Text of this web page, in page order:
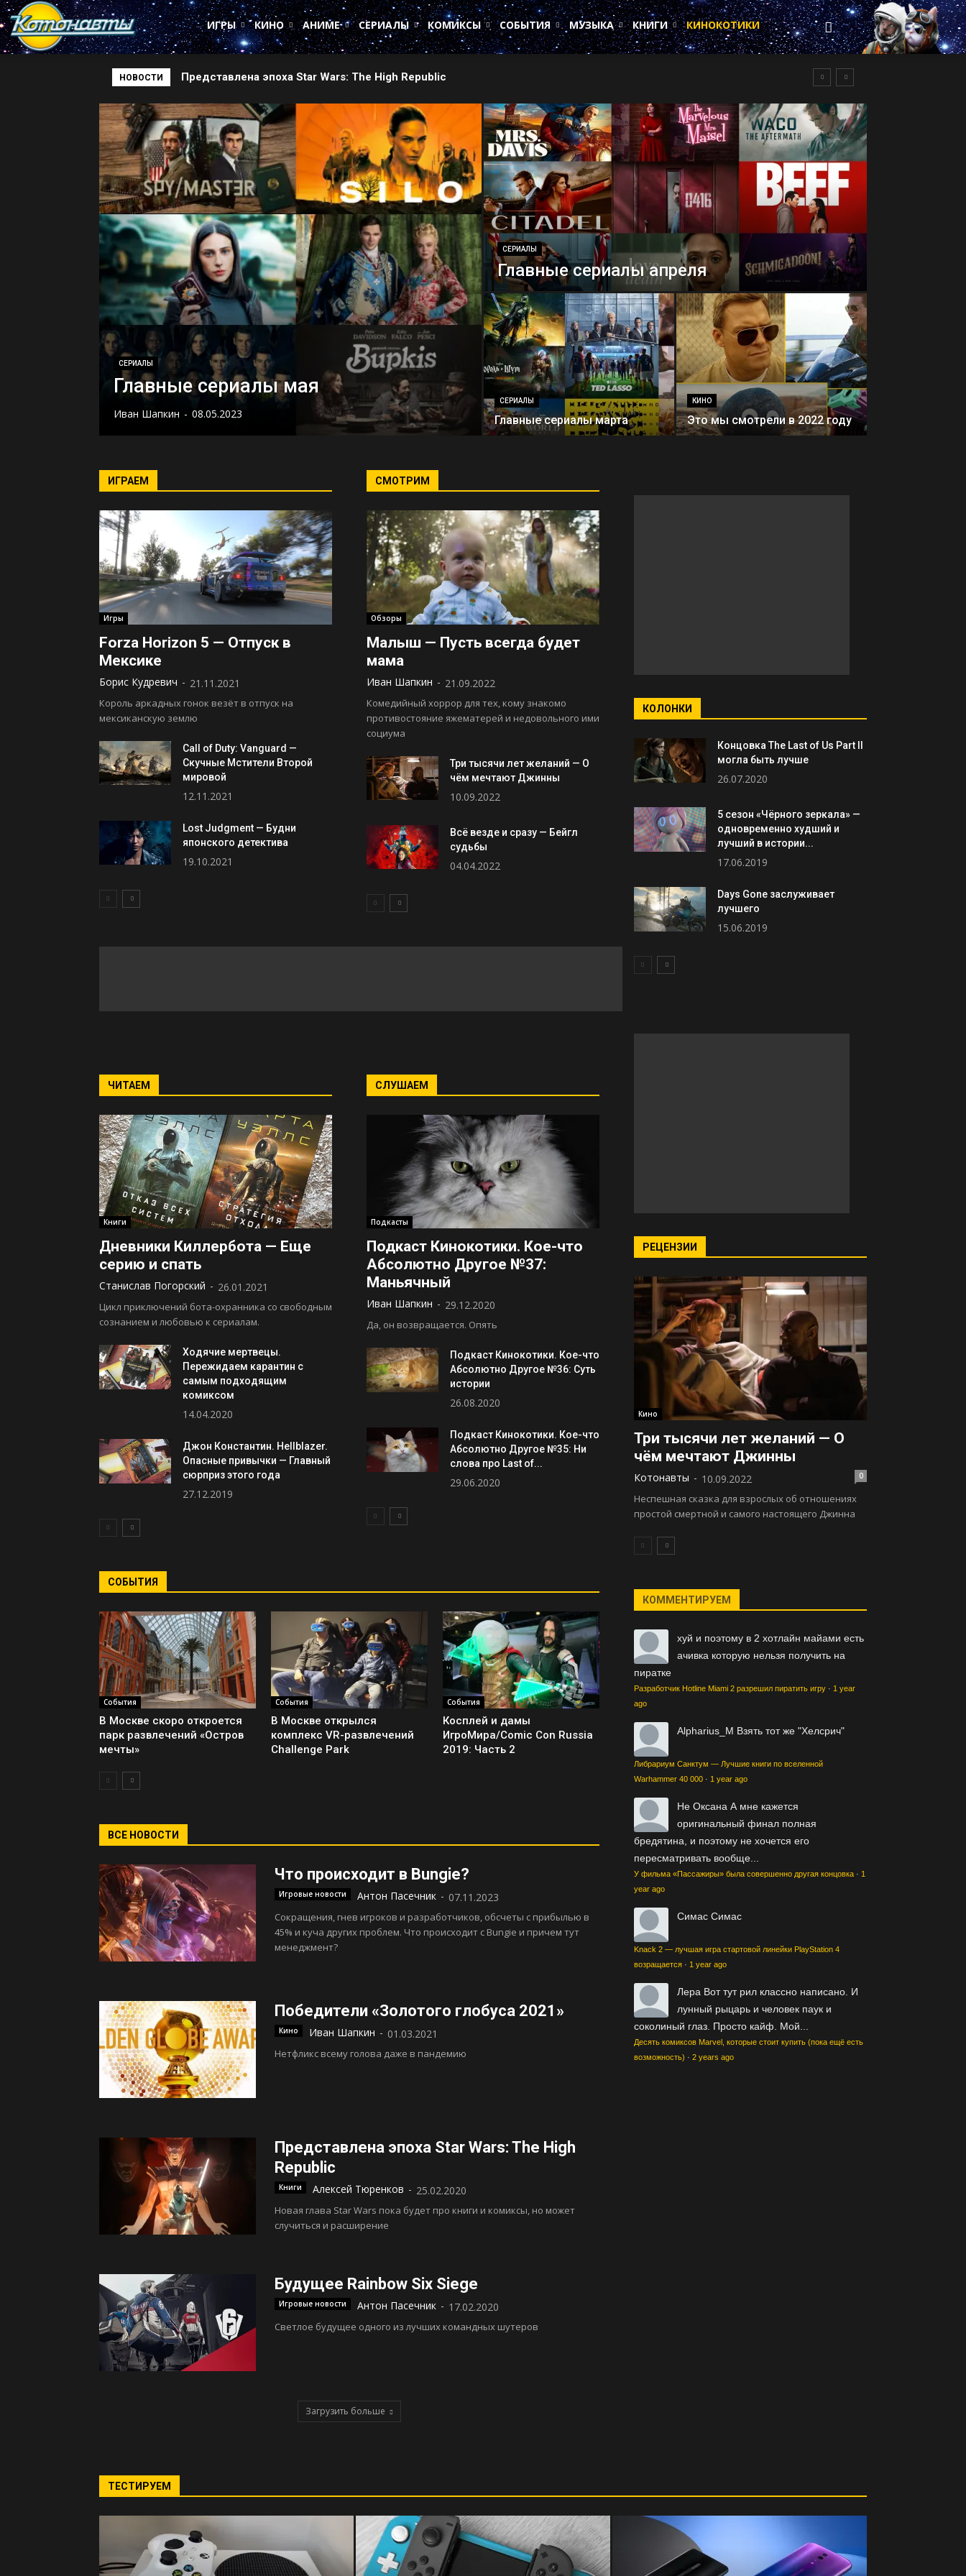
Котонавты
ИГРЫ
КИНО АНИМЕ СЕРИАЛЫ КОМИКСЫ СОБЫТИЯ МУЗЫКА КНИГИ КИНОКОТИКИ
НОВОСТИ Будущее Rainbow Six Siege
СЕРИАЛЫ
Главные сериалы мая
Иван Шапкин - 08.05.2023
СЕРИАЛЫ
Главные сериалы апреля
СЕРИАЛЫ
Главные сериалы марта
КИНО
Это мы смотрели в 2022 году
ИГРАЕМ
Игры
Forza Horizon 5 — Отпуск в
Мексике
Борис Кудревич - 21.11.2021
Король аркадных гонок везёт в отпуск на
мексиканскую землю
Call of Duty: Vanguard —
Скучные Мстители Второй
мировой
12.11.2021
Lost Judgment — Будни
японского детектива
19.10.2021
СМОТРИМ
Обзоры
Малыш — Пусть всегда будет
мама
Иван Шапкин - 21.09.2022
Комедийный хоррор для тех, кому знакомо
противостояние яжематерей и недовольного ими
социума
Три тысячи лет желаний — О
чём мечтают Джинны
10.09.2022
Всё везде и сразу — Бейгл
судьбы
04.04.2022
ЧИТАЕМ
Книги
Дневники Киллербота — Еще
серию и спать
Станислав Погорский - 26.01.2021
Цикл приключений бота-охранника со свободным
сознанием и любовью к сериалам.
Ходячие мертвецы.
Пережидаем карантин с
самым подходящим
комиксом
14.04.2020
Джон Константин. Hellblazer.
Опасные привычки — Главный
сюрприз этого года
27.12.2019
СЛУШАЕМ
Подкасты
Подкаст Кинокотики. Кое-что
Абсолютно Другое №37:
Маньячный
Иван Шапкин - 29.12.2020
Да, он возвращается. Опять
Подкаст Кинокотики. Кое-что
Абсолютно Другое №36: Суть
истории
26.08.2020
Подкаст Кинокотики. Кое-что
Абсолютно Другое №35: Ни
слова про Last of...
29.06.2020
СОБЫТИЯ
События
В Москве скоро откроется
парк развлечений «Остров
мечты»
События
В Москве открылся
комплекс VR-развлечений
Challenge Park
События
Косплей и дамы
ИгроМира/Comic Con Russia
2019: Часть 2
ВСЕ НОВОСТИ
Что происходит в Bungie?
Игровые новости Антон Пасечник - 07.11.2023
Сокращения, гнев игроков и разработчиков, обсчеты с прибылью в
45% и куча других проблем. Что происходит с Bungie и причем тут
менеджмент?
Победители «Золотого глобуса 2021»
Кино Иван Шапкин - 01.03.2021
Нетфликс всему голова даже в пандемию
Представлена эпоха Star Wars: The High
Republic
Книги Алексей Тюренков - 25.02.2020
Новая глава Star Wars пока будет про книги и комиксы, но может
случиться и расширение
Будущее Rainbow Six Siege
Игровые новости Антон Пасечник - 17.02.2020
Светлое будущее одного из лучших командных шутеров
Загрузить больше
КОЛОНКИ
Концовка The Last of Us Part II
могла быть лучше
26.07.2020
5 сезон «Чёрного зеркала» —
одновременно худший и
лучший в истории...
17.06.2019
Days Gone заслуживает
лучшего
15.06.2019
РЕЦЕНЗИИ
Кино
Три тысячи лет желаний — О
чём мечтают Джинны
Котонавты - 10.09.2022 0
Неспешная сказка для взрослых об отношениях
простой смертной и самого настоящего Джинна
КОММЕНТИРУЕМ
хуй и поэтому в 2 хотлайн майами есть
ачивка которую нельзя получить на
пиратке
Разработчик Hotline Miami 2 разрешил пиратить игру · 1 year
ago
Alpharius_M Взять тот же "Хелсрич"
Либрариум Санктум — Лучшие книги по вселенной
Warhammer 40 000 · 1 year ago
Не Оксана А мне кажется
оригинальный финал полная
бредятина, и поэтому не хочется его
пересматривать вообще...
У фильма «Пассажиры» была совершенно другая концовка · 1
year ago
Симас Симас
Knack 2 — лучшая игра стартовой линейки PlayStation 4
возращается · 1 year ago
Лера Вот тут рил классно написано. И
лунный рыцарь и человек паук и
соколиный глаз. Просто кайф. Мой...
Десять комиксов Marvel, которые стоит купить (пока ещё есть
возможность) · 2 years ago
ТЕСТИРУЕМ